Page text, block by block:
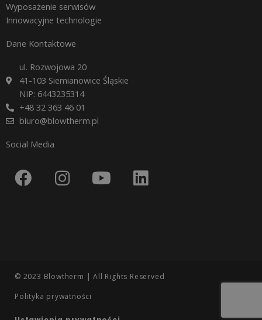
Wyposażenie serwisów
Innowacyjne technologie
Dane Kontaktowe
ul. Rozwojowa 20
41-103 Siemianowice Śląskie
NIP: 6443235314
+48 32 363 46 01
biuro@blowtherm.pl
Social Media
F
a
o
k
I
n
r
a
m
Y
o
e
L
i
i
© 2023 Blowtherm | All Rights Reserved
Polityka prywatności